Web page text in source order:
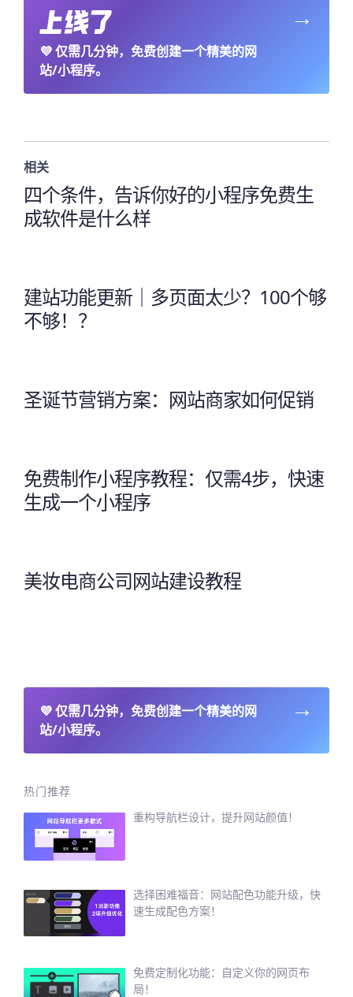
💜仅需几分钟，免费创建一个精美的网
站/小程序。
→
相关
四个条件，告诉你好的小程序免费生
成软件是什么样
建站功能更新｜多页面太少？100个够
不够！？
圣诞节营销方案：网站商家如何促销
免费制作小程序教程：仅需4步，快速
生成一个小程序
美妆电商公司网站建设教程
💜仅需几分钟，免费创建一个精美的网
站/小程序。
→
热门推荐
重构导航栏设计，提升网站颜值！
选择困难福音：网站配色功能升级，快
速生成配色方案！
免费定制化功能：自定义你的网页布
局！